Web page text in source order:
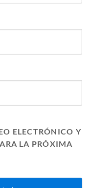
ELECTRÓNICO Y
LA PRÓXIMA